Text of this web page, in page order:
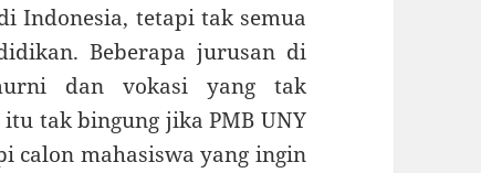
Indonesia, tetapi tak semua
Beberapa jurusan di
dan vokasi yang tak
tak bingung jika PMB UNY
calon mahasiswa yang ingin